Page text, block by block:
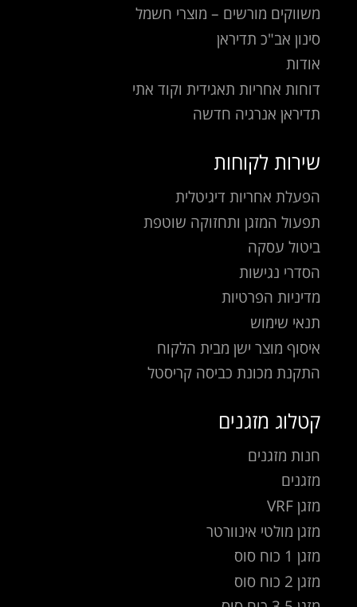
משווקים מורשים – מוצרי חשמל
סינון אב"כ תדיראן
אודות
דוחות אחריות תאגידית וקוד אתי
תדיראן אנרגיה חדשה
שירות לקוחות
הפעלת אחריות דיגיטלית
תפעול המזגן ותחזוקה שוטפת
ביטול עסקה
הסדרי נגישות
מדיניות הפרטיות
תנאי שימוש
איסוף מוצר ישן מבית הלקוח
התקנת מכונת כביסה קריסטל
קטלוג מזגנים
חנות מזגנים
מזגנים
מזגן VRF
מזגן מולטי אינוורטר
מזגן 1 כוח סוס
מזגן 2 כוח סוס